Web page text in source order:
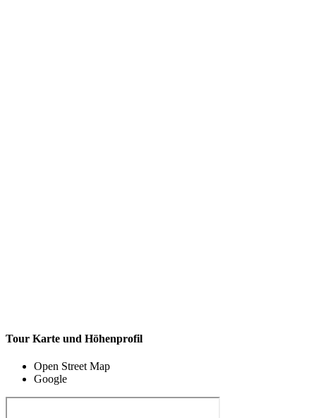
Tour Karte und Höhenprofil
Open Street Map
Google